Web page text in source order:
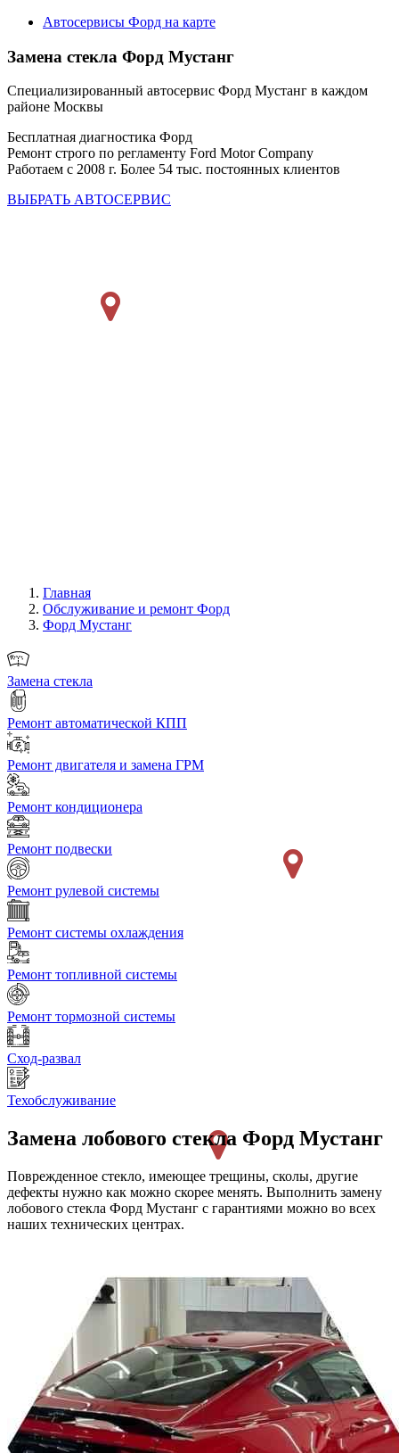
Автосервисы Форд на карте
Замена стекла Форд Мустанг
Специализированный автосервис Форд Мустанг в каждом
районе Москвы
Бесплатная диагностика Форд
Ремонт строго по регламенту Ford Motor Company
Работаем с 2008 г. Более 54 тыс. постоянных клиентов
ВЫБРАТЬ АВТОСЕРВИС
Главная
Обслуживание и ремонт Форд
Форд Мустанг
Замена стекла
Ремонт автоматической КПП
Ремонт двигателя и замена ГРМ
Ремонт кондиционера
Ремонт подвески
Ремонт рулевой системы
Ремонт системы охлаждения
Ремонт топливной системы
Ремонт тормозной системы
Сход-развал
Техобслуживание
Замена лобового стекла Форд Мустанг
Поврежденное стекло, имеющее трещины, сколы, другие
дефекты нужно как можно скорее менять. Выполнить замену
лобового стекла Форд Мустанг с гарантиями можно во всех
наших технических центрах.